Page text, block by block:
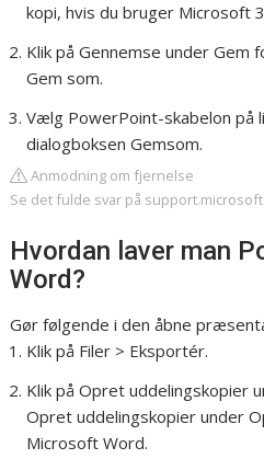
kopi, hvis du bruger Microsoft
Klik på Gennemse under Gem
Gem som.
Vælg PowerPoint-skabelon på
dialogboksen Gemsom.
Anmodning om fjernelse
Se det fulde svar på
Hvordan laver man
Word?
Gør følgende i den åbne
Klik på Filer > Eksportér.
Klik på Opret uddelingskopier
Opret uddelingskopier under
Microsoft Word.